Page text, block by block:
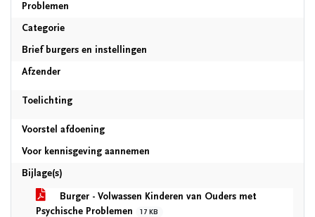
Problemen
Categorie
Brief burgers en instellingen
Afzender
Toelichting
Voorstel afdoening
Voor kennisgeving aannemen
Bijlage(s)
Burger - Volwassen Kinderen van Ouders met
Psychische Problemen
17 KB